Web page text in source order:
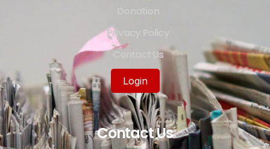
Privacy Policy
Contact Us
Login
Contact Us